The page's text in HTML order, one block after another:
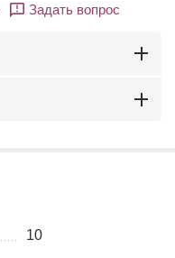
Задать вопрос
10